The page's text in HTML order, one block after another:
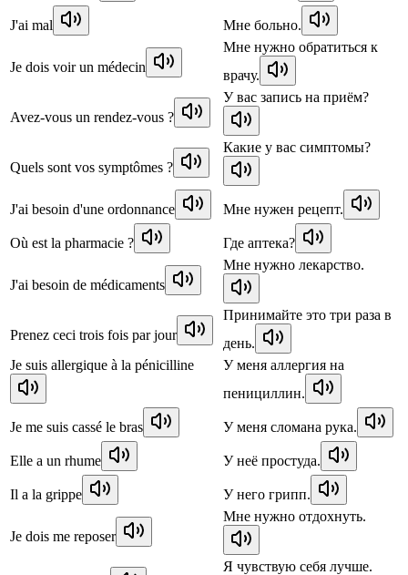
J'ai mal Мне больно.
Je dois voir un médecin
Мне нужно обратиться к
врачу.
Avez-vous un rendez-vous ?
У вас запись на приём?
Quels sont vos symptômes ?
Какие у вас симптомы?
J'ai besoin d'une ordonnance Мне нужен рецепт.
Où est la pharmacie ? Где аптека?
J'ai besoin de médicaments
Мне нужно лекарство.
Prenez ceci trois fois par jour
Принимайте это три раза в
день.
Je suis allergique à la pénicilline
У меня аллергия на
пенициллин.
Je me suis cassé le bras У меня сломана рука.
Elle a un rhume У неё простуда.
Il a la grippe У него грипп.
Je dois me reposer
Мне нужно отдохнуть.
Я чувствую себя лучше.